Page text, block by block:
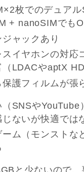
枚でのデュアル
+ nanoSIMでも
ャックあり
スイヤホンの対応
（LDACやaptX HD
護フィルムが張
（SNSやYouTube
じないが快適では
ム（モンストな